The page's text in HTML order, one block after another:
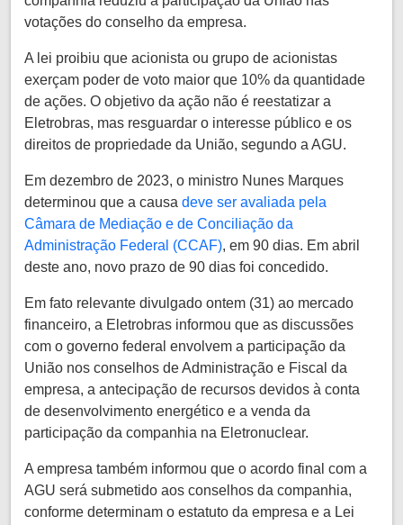
votações do conselho da empresa.
A lei proibiu que acionista ou grupo de acionistas
exerçam poder de voto maior que 10% da quantidade
de ações. O objetivo da ação não é reestatizar a
Eletrobras, mas resguardar o interesse público e os
direitos de propriedade da União, segundo a AGU.
Em dezembro de 2023, o ministro Nunes Marques
determinou que a causa deve ser avaliada pela
Câmara de Mediação e de Conciliação da
Administração Federal (CCAF), em 90 dias. Em abril
deste ano, novo prazo de 90 dias foi concedido.
Em fato relevante divulgado ontem (31) ao mercado
financeiro, a Eletrobras informou que as discussões
com o governo federal envolvem a participação da
União nos conselhos de Administração e Fiscal da
empresa, a antecipação de recursos devidos à conta
de desenvolvimento energético e a venda da
participação da companhia na Eletronuclear.
A empresa também informou que o acordo final com a
AGU será submetido aos conselhos da companhia,
conforme determinam o estatuto da empresa e a Lei